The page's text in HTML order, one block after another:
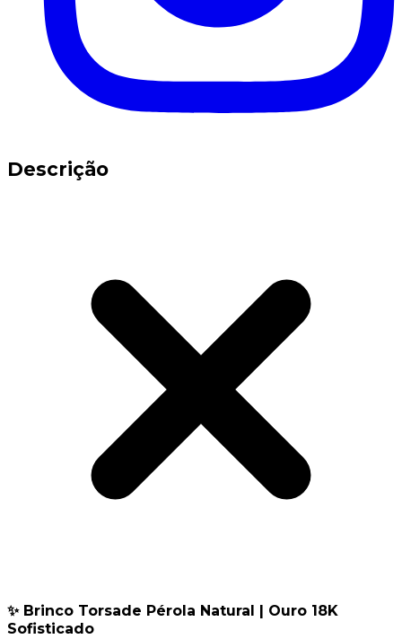
Descrição
✨ Brinco Torsade Pérola Natural | Ouro 18K
Sofisticado